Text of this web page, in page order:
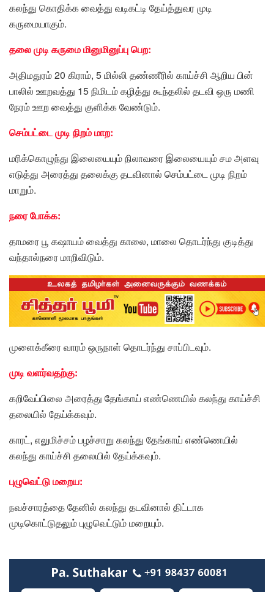
கலந்து கொதிக்க வைத்து வடிகட்டி தேய்த்துவர முடி
கருமையாகும்.
தலை முடி கருமை மினுமினுப்பு பெற:
அதிமதுரம் 20 கிராம், 5 மில்லி தண்ணீரில் காய்ச்சி ஆறிய பின்
பாலில் ஊறவத்து 15 நிமிடம் கழித்து கூந்தலில் தடவி ஒரு மணி
நேரம் ஊற வைத்து குளிக்க வேண்டும்.
செம்பட்டை முடி நிறம் மாற:
மரிக்கொழுந்து இலையையும் நிலாவரை இலையையும் சம அளவு
எடுத்து அரைத்து தலைக்கு தடவினால் செம்பட்டை முடி நிறம்
மாறும்.
நரை போக்க:
தாமரை பூ கஷாயம் வைத்து காலை, மாலை தொடர்ந்து குடித்து
வந்தால்நரை மாறிவிடும்.
முளைக்கீரை வாரம் ஒருநாள் தொடர்ந்து சாப்பிடவும்.
முடி வளர்வதற்கு:
கறிவேப்பிலை அரைத்து தேங்காய் எண்ணெயில் கலந்து காய்ச்சி
தலையில் தேய்க்கவும்.
காரட், எலுமிச்சம் பழச்சாறு கலந்து தேங்காய் எண்ணெயில்
கலந்து காய்ச்சி தலையில் தேய்க்கவும்.
புழுவெட்டு மறைய:
நவச்சாரத்தை தேனில் கலந்து தடவினால் திட்டாக
முடிகொட்டுதலும் புழுவெட்டும் மறையும்.